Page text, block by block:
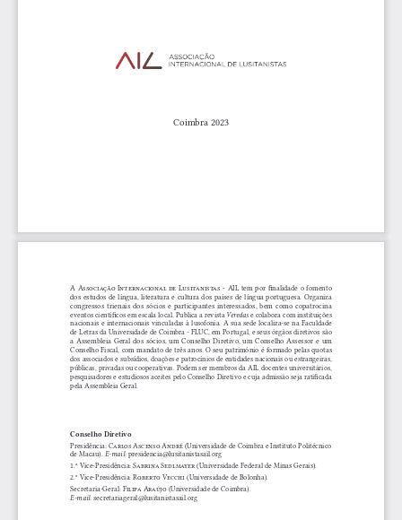
Coimbra 2023
A Associação Internacional de Lusitanistas
- AIL tem por finalidade o fomento
dos estudos de língua, literatura e cultura dos países de língua portuguesa. Organiza
congressos  trienais  dos  sócios  e  participantes  interessados,  bem  como  copatrocina
eventos científicos em escala local. Publica a revista Veredas e colabora com instituições
nacionais e internacionais vinculadas à lusofonia. A sua sede localiza-se na Faculdade
de Letras da Universidade de Coimbra - FLUC, em Portugal, e seus órgãos diretivos são
a Assembleia Geral dos sócios, um Conselho Diretivo, um Conselho Assessor e um
Conselho Fiscal, com mandato de três anos. O seu património é formado pelas quotas
dos associados e subsídios, doações e patrocínios de entidades nacionais ou estrangeiras,
públicas, privadas ou cooperativas. Podem ser membros da AIL docentes universitários,
pesquisadores e estudiosos aceites pelo Conselho Diretivo e cuja admissão seja ratificada
pela Assembleia Geral.
Conselho Diretivo
Presidência: Carlos Ascenso André (Universidade de Coimbra e Instituto Politécnico
de Macau).
E-mail: presidencia@lusitanistasail.org
1.ª Vice-Presidência: Sabrina Sedlmayer (Universidade Federal de Minas Gerais).
2.ª Vice-Presidência: Roberto Vecchi
(Universidade de Bolonha).
Secretaria-Geral: Filipa Araújo
(Universidade de Coimbra).
E-mail: secretariageral@lusitanistasail.org